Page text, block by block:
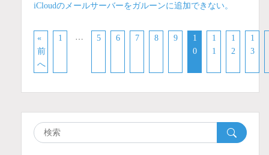
iCloudのメールサーバーをガルーンに追加できない。
«
前
へ
1 5 6 7 8 9
1
0
1
1
1
2
1
3